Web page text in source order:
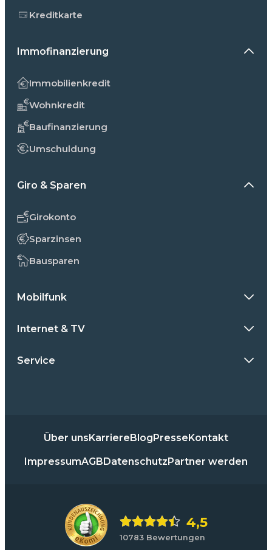
Kreditkarte
Immofinanzierung
Immobilienkredit
Wohnkredit
Baufinanzierung
Umschuldung
Giro & Sparen
Girokonto
Sparzinsen
Bausparen
Mobilfunk
Internet & TV
Service
Über uns Karriere Blog Presse Kontakt
ImpressumAGB Datenschutz Partner werden
4,5
10783 Bewertungen